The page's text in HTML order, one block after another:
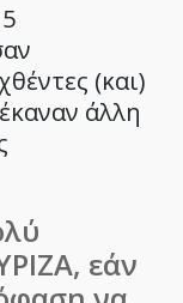
(και)
άλλη
εάν